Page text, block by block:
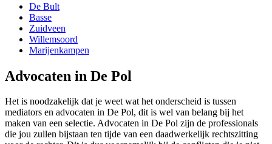
De Bult
Basse
Zuidveen
Willemsoord
Marijenkampen
Advocaten in De Pol
Het is noodzakelijk dat je weet wat het onderscheid is tussen
mediators en advocaten in De Pol, dit is wel van belang bij het
maken van een selectie. Advocaten in De Pol zijn de professionals
die jou zullen bijstaan ten tijde van een daadwerkelijk rechtszitting